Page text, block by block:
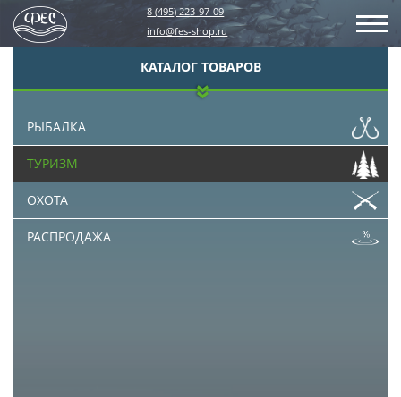
8 (495) 223-97-09
info@fes-shop.ru
КАТАЛОГ ТОВАРОВ
РЫБАЛКА
ТУРИЗМ
ОХОТА
РАСПРОДАЖА